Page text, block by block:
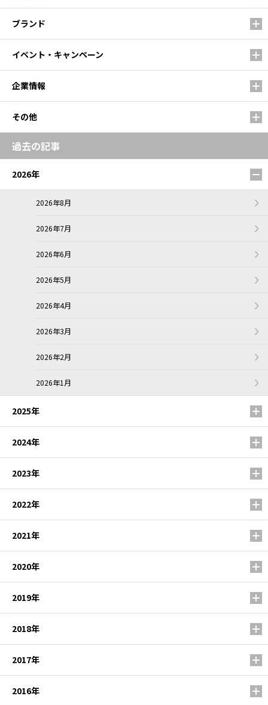
ブランド
イベント・キャンペーン
企業情報
その他
過去の記事
2026年
2026年8月
2026年7月
2026年6月
2026年5月
2026年4月
2026年3月
2026年2月
2026年1月
2025年
2024年
2023年
2022年
2021年
2020年
2019年
2018年
2017年
2016年